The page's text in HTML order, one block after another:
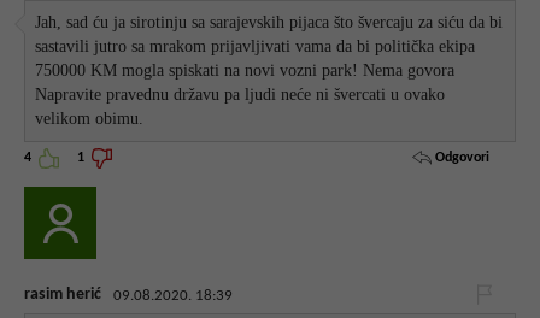
Jah, sad ću ja sirotinju sa sarajevskih pijaca što švercaju za siću da bi
sastavili jutro sa mrakom prijavljivati vama da bi politička ekipa
750000 KM mogla spiskati na novi vozni park! Nema govora
Napravite pravednu državu pa ljudi neće ni švercati u ovako
velikom obimu.
4 1 Odgovori
rasim herić 09.08.2020. 18:39